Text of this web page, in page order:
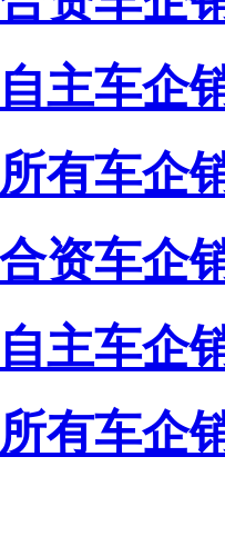
主车企
有车企
资车企
主车企
有车企